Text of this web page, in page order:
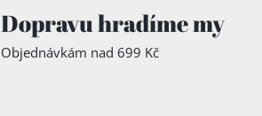
Dopravu hradíme my
Objednávkám nad 699 Kč